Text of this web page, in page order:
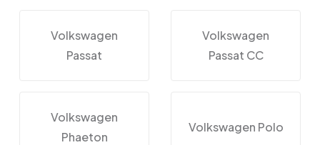
Volkswagen
Passat
Volkswagen
Passat CC
Volkswagen
Phaeton
Volkswagen Polo